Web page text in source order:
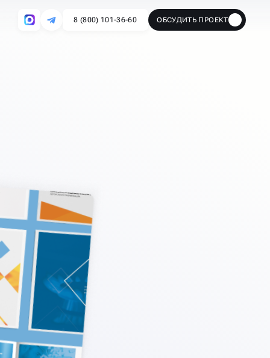
8 (800) 101-36-60 ОБСУДИТЬ ПРОЕКТ